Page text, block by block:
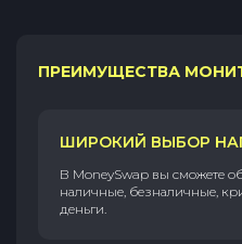
ПРЕИМУЩЕСТВА
ШИРОКИЙ ВЫБОР
В MoneySwap вы сможете
наличные, безналичные,
деньги.